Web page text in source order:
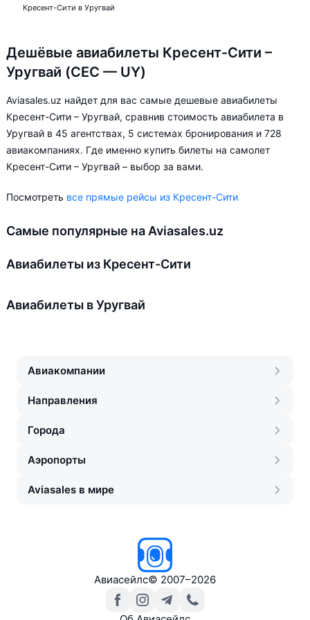
Кресент-Сити в Уругвай
Дешёвые авиабилеты Кресент-Сити –
Уругвай (CEC — UY)
Aviasales.uz найдет для вас самые дешевые авиабилеты
Кресент-Сити – Уругвай, сравнив стоимость авиабилета в
Уругвай в 45 агентствах, 5 системах бронирования и 728
авиакомпаниях. Где именно купить билеты на самолет
Кресент-Сити – Уругвай – выбор за вами.
Посмотреть все прямые рейсы из Кресент-Сити
Самые популярные на Aviasales.uz
Авиабилеты из Кресент-Сити
Авиабилеты в Уругвай
Авиакомпании
Направления
Города
Аэропорты
Aviasales в мире
Авиасейлс© 2007–2026